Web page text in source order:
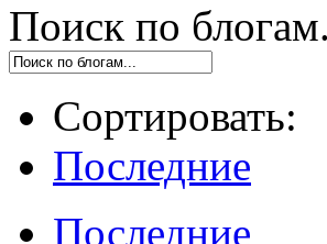
Поиск по
Сортировать:
Последние
Последние